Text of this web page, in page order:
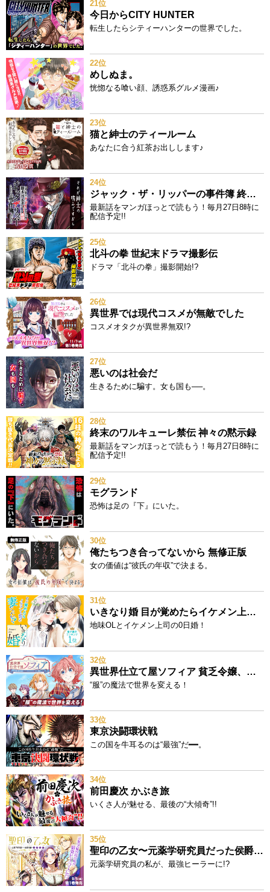
21位
今日からCITY HUNTER
転生したらシティーハンターの世界でした。
22位
めしぬま。
恍惚なる喰い顔、誘惑系グルメ漫画♪
23位
猫と紳士のティールーム
あなたに合う紅茶お出しします♪
24位
ジャック・ザ・リッパーの事件簿 終末のワルキューレ奇譚
最新話をマンガほっとで読もう！毎月27日8時に
配信予定!!
25位
北斗の拳 世紀末ドラマ撮影伝
ドラマ「北斗の拳」撮影開始!?
26位
異世界では現代コスメが無敵でした
コスメオタクが異世界無双!?
27位
悪いのは社会だ
生きるために騙す。女も国も──。
28位
終末のワルキューレ禁伝 神々の黙示録
最新話をマンガほっとで読もう！毎月27日8時に
配信予定!!
29位
モグランド
恐怖は足の『下』にいた。
30位
俺たちつき合ってないから 無修正版
女の価値は“彼氏の年収”で決まる。
31位
いきなり婚 目が覚めたらイケメン上司の妻だった!?
地味OLとイケメン上司の0日婚！
32位
異世界仕立て屋ソフィア 貧乏令嬢、現代知識で服を作ってみんなの暮らしを豊かにします
“服”の魔法で世界を変える！
33位
東京決闘環状戦
この国を牛耳るのは“最強”だ━━。
34位
前田慶次 かぶき旅
いくさ人が魅せる、最後の“大傾奇”!!
35位
聖印の乙女〜元薬学研究員だった侯爵令嬢は婚約辞退してハイヒーラーを目指します～
元薬学研究員の私が、最強ヒーラーに!?